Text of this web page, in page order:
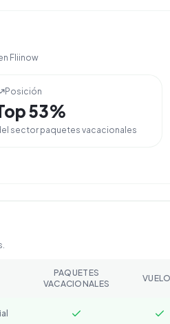
Fliinow
Posición
53%
sectorpaquetes vacacionales
PAQUETES
VACACIONALES